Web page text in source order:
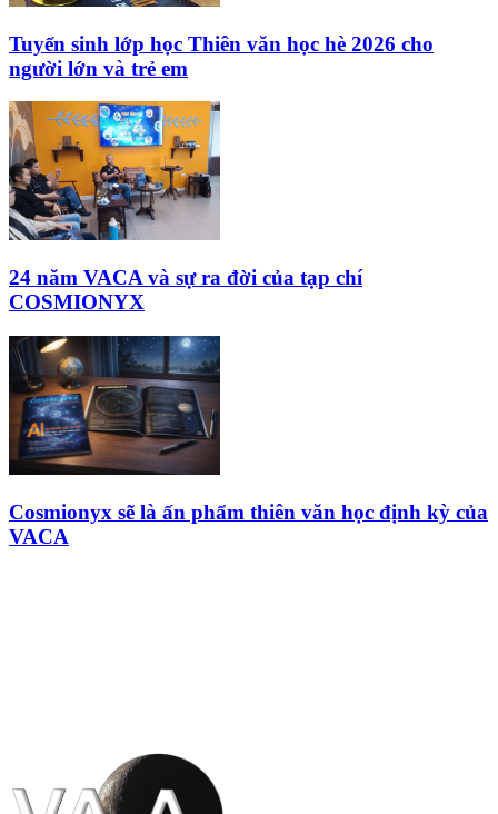
Tuyển sinh lớp học Thiên văn học hè 2026 cho
người lớn và trẻ em
24 năm VACA và sự ra đời của tạp chí
COSMIONYX
Cosmionyx sẽ là ấn phẩm thiên văn học định kỳ của
VACA